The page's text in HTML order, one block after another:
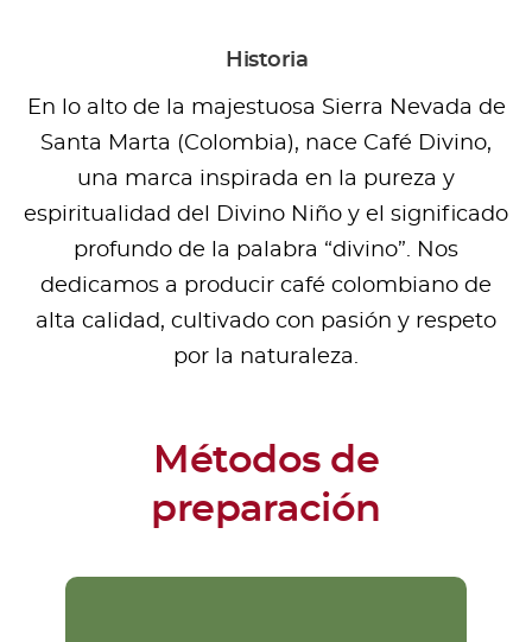
Historia
En lo alto de la majestuosa Sierra Nevada de
Santa Marta (Colombia), nace Café Divino,
una marca inspirada en la pureza y
espiritualidad del Divino Niño y el significado
profundo de la palabra “divino”. Nos
dedicamos a producir café colombiano de
alta calidad, cultivado con pasión y respeto
por la naturaleza.
Métodos de
preparación